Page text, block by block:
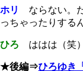
ホリ
ならない。
っちゃったりする
ひろ ははは（笑）
★後編⇒ひろゆき